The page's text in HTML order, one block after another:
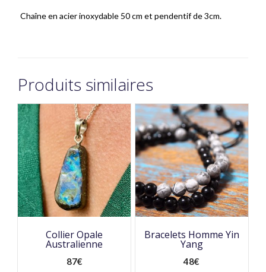
Chaîne en acier inoxydable 50 cm et pendentif de 3cm.
Produits similaires
Collier Opale
Australienne
87€
Bracelets Homme Yin
Yang
48€